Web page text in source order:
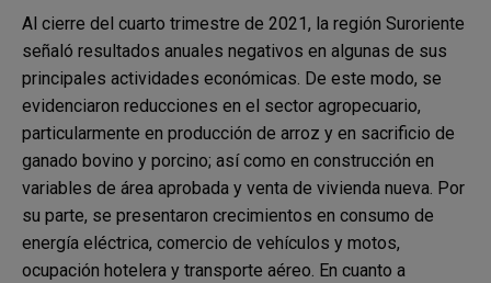
Al cierre del cuarto trimestre de 2021, la región Suroriente
señaló resultados anuales negativos en algunas de sus
principales actividades económicas. De este modo, se
evidenciaron reducciones en el sector agropecuario,
particularmente en producción de arroz y en sacrificio de
ganado bovino y porcino; así como en construcción en
variables de área aprobada y venta de vivienda nueva. Por
su parte, se presentaron crecimientos en consumo de
energía eléctrica, comercio de vehículos y motos,
ocupación hotelera y transporte aéreo. En cuanto a